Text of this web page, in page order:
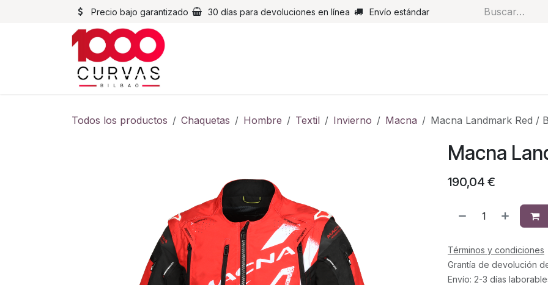
Precio bajo garantizado 30 días para devoluciones en línea Envío estándar
Todos los productos Chaquetas Hombre Textil Invierno Macna Macna Landmark Red /
Macna
190,04 €
Términos y condiciones
Grantía de devolución
Envío: 2-3 días